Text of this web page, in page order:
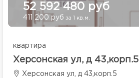
52 592 480 руб
411 200 руб за 1 кв.м.
квартира
Херсонская ул, д 43,корп.5
Херсонская ул, д 43,корп.5